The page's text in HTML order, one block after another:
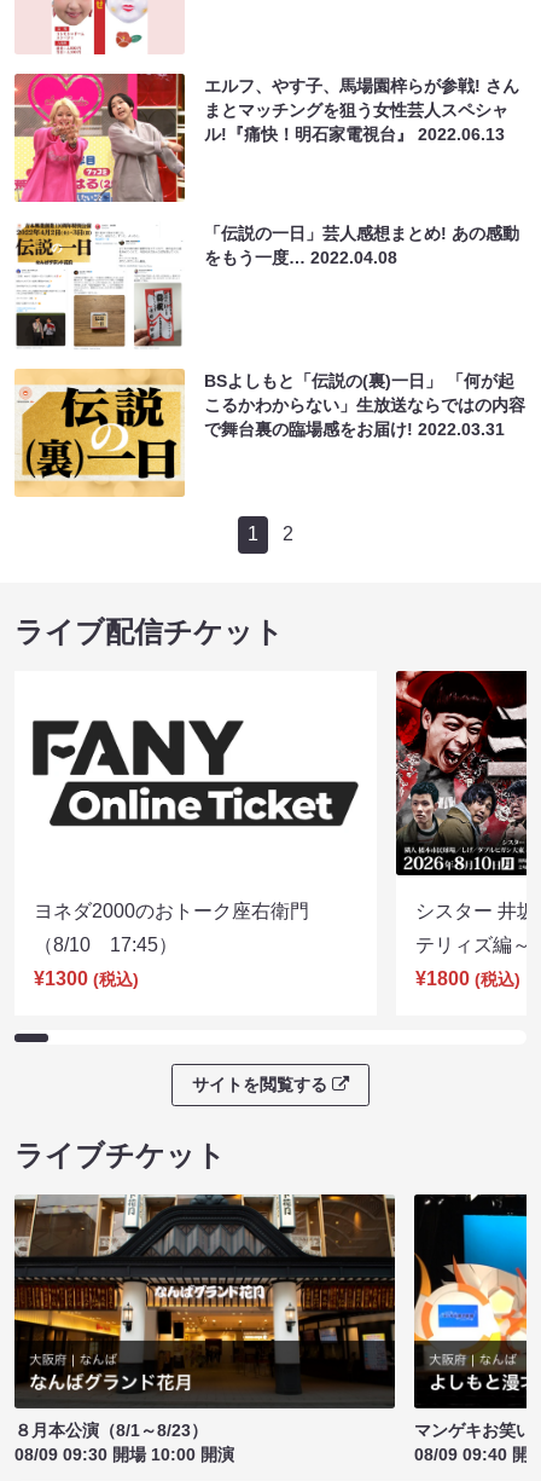
エルフ、やす子、馬場園梓らが参戦! さん
まとマッチングを狙う女性芸人スペシャ
ル!『痛快！明石家電視台』2022.06.13
「伝説の一日」芸人感想まとめ! あの感動
をもう一度…2022.04.08
BSよしもと「伝説の(裏)一日」 「何が起
こるかわからない」生放送ならではの内容
で舞台裏の臨場感をお届け!2022.03.31
1 2
ライブ配信チケット
ヨネダ2000のおトーク座右衛門
（8/10 17:45）
¥1300 (税込)
シスター 井
テリィズ編
¥1800 (税込)
サイトを閲覧する
ライブチケット
８月本公演（8/1～8/23）
08/09 09:30 開場 10:00 開演
マンゲキお笑い
08/09 09:40 開